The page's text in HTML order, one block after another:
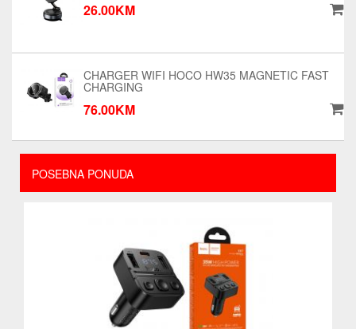
POSEBNA PONUDA
26.00KM
CHARGER WIFI HOCO HW35 MAGNETIC FAST
CHARGING
76.00KM